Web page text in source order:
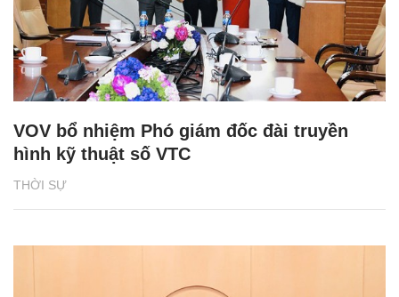
THỜI SỰ
VOV bổ nhiệm Phó giám đốc đài truyền
hình kỹ thuật số VTC